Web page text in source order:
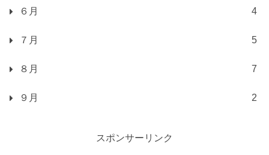
６月 4
７月 5
８月 7
９月 2
スポンサーリンク